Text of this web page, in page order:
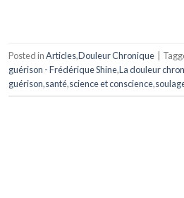
Posted inArticles,Douleur Chronique |
guérison - Frédérique Shine,La douleur
guérison,santé,science et conscience,